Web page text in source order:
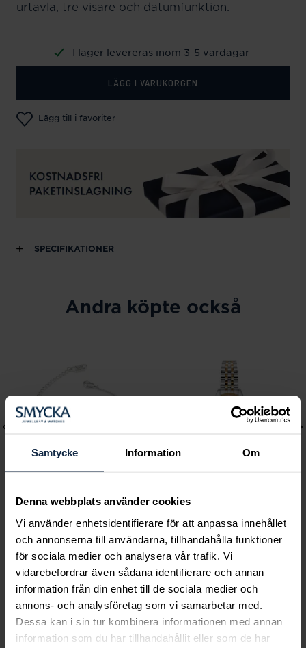
Samtycke Information Om
Denna webbplats använder cookies
Vi använder enhetsidentifierare för att anpassa innehållet
och annonserna till användarna, tillhandahålla funktioner
för sociala medier och analysera vår trafik. Vi
vidarebefordrar även sådana identifierare och annan
information från din enhet till de sociala medier och
annons- och analysföretag som vi samarbetar med.
Dessa kan i sin tur kombinera informationen med annan
information som du har tillhandahållit eller som de har
urtavla, tre visare och datumfunktion.
I lager levereras inom 3-5 vardagar
LÄGG I VARUKORGEN
Lägg till i favoriter
SPECIFIKATIONER
Andra köpte också
Lily and Rose
Emily pearl bracelet -
Ivory
Pris:349 kr
349 kr
Mockberg
Royal Watch 28 mm
Pris: 2 399 kr
2 399 kr
Smycka tar ansvar för ett hållbart